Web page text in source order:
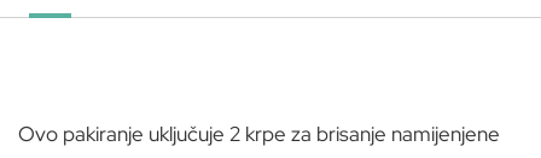
Ovo pakiranje uključuje 2 krpe za brisanje namijenjene